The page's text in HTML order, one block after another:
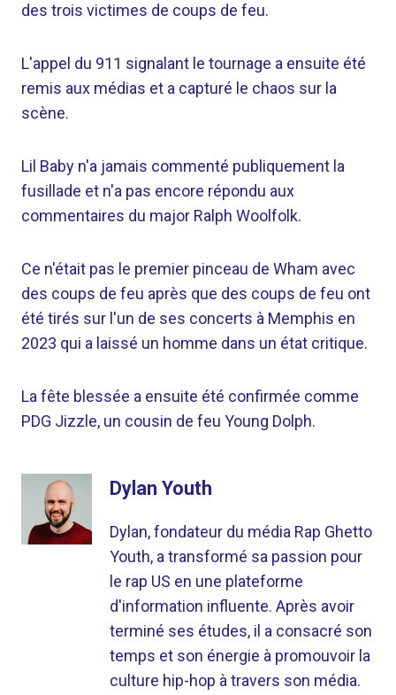
des trois victimes de coups de feu.
L'appel du 911 signalant le tournage a ensuite été
remis aux médias et a capturé le chaos sur la
scène.
Lil Baby n'a jamais commenté publiquement la
fusillade et n'a pas encore répondu aux
commentaires du major Ralph Woolfolk.
Ce n'était pas le premier pinceau de Wham avec
des coups de feu après que des coups de feu ont
été tirés sur l'un de ses concerts à Memphis en
2023 qui a laissé un homme dans un état critique.
La fête blessée a ensuite été confirmée comme
PDG Jizzle, un cousin de feu Young Dolph.
Dylan Youth
Dylan, fondateur du média Rap Ghetto
Youth, a transformé sa passion pour
le rap US en une plateforme
d'information influente. Après avoir
terminé ses études, il a consacré son
temps et son énergie à promouvoir la
culture hip-hop à travers son média.